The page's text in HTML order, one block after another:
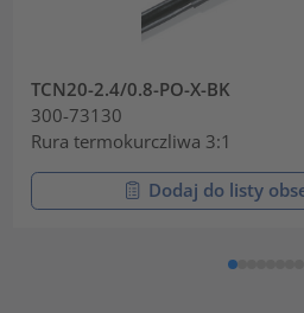
TCN20-2.4/0.8-PO-X-BK
300-73130
Rura termokurczliwa 3:1
Dodaj do listy